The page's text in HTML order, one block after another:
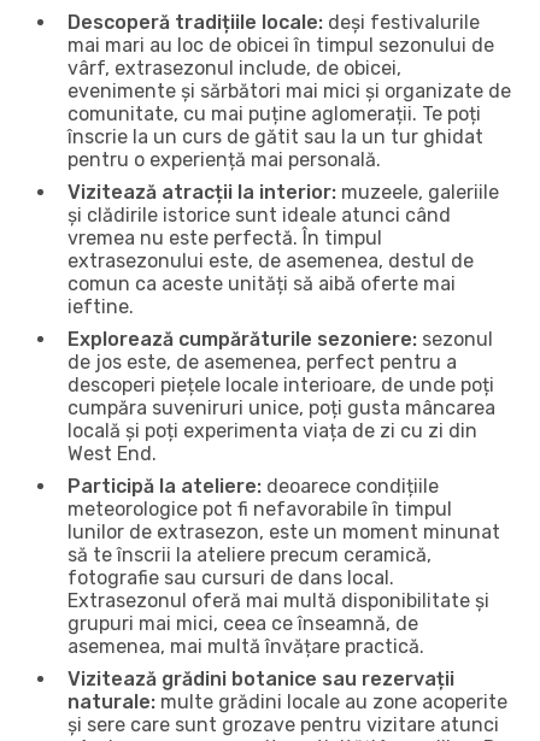
Descoperă tradițiile locale: deși festivalurile
mai mari au loc de obicei în timpul sezonului de
vârf, extrasezonul include, de obicei,
evenimente și sărbători mai mici și organizate de
comunitate, cu mai puține aglomerații. Te poți
înscrie la un curs de gătit sau la un tur ghidat
pentru o experiență mai personală.
Vizitează atracții la interior: muzeele, galeriile
și clădirile istorice sunt ideale atunci când
vremea nu este perfectă. În timpul
extrasezonului este, de asemenea, destul de
comun ca aceste unități să aibă oferte mai
ieftine.
Explorează cumpărăturile sezoniere: sezonul
de jos este, de asemenea, perfect pentru a
descoperi piețele locale interioare, de unde poți
cumpăra suveniruri unice, poți gusta mâncarea
locală și poți experimenta viața de zi cu zi din
West End.
Participă la ateliere: deoarece condițiile
meteorologice pot fi nefavorabile în timpul
lunilor de extrasezon, este un moment minunat
să te înscrii la ateliere precum ceramică,
fotografie sau cursuri de dans local.
Extrasezonul oferă mai multă disponibilitate și
grupuri mai mici, ceea ce înseamnă, de
asemenea, mai multă învățare practică.
Vizitează grădini botanice sau rezervații
naturale: multe grădini locale au zone acoperite
și sere care sunt grozave pentru vizitare atunci